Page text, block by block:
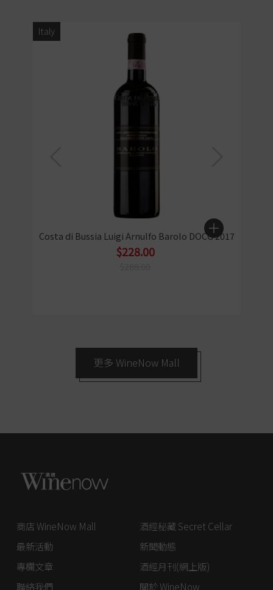
Italy
Costa di Bussia Luigi Arnulfo Barolo DOCG 2017
$228.00
更多 WineNow Mall
商店 WineNow Mall
酒經秘藏 Secret Cellar
最新活動
新聞動態
專欄文章
酒經月刊(網上版)
聯絡我們
關於 WineNow